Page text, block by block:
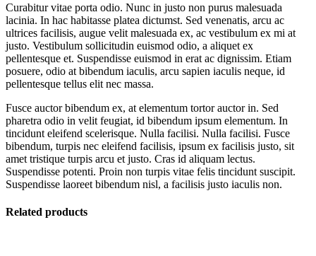
Curabitur vitae porta odio. Nunc in justo non purus malesuada
lacinia. In hac habitasse platea dictumst. Sed venenatis, arcu ac
ultrices facilisis, augue velit malesuada ex, ac vestibulum ex mi at
justo. Vestibulum sollicitudin euismod odio, a aliquet ex
pellentesque et. Suspendisse euismod in erat ac dignissim. Etiam
posuere, odio at bibendum iaculis, arcu sapien iaculis neque, id
pellentesque tellus elit nec massa.
Fusce auctor bibendum ex, at elementum tortor auctor in. Sed
pharetra odio in velit feugiat, id bibendum ipsum elementum. In
tincidunt eleifend scelerisque. Nulla facilisi. Nulla facilisi. Fusce
bibendum, turpis nec eleifend facilisis, ipsum ex facilisis justo, sit
amet tristique turpis arcu et justo. Cras id aliquam lectus.
Suspendisse potenti. Proin non turpis vitae felis tincidunt suscipit.
Suspendisse laoreet bibendum nisl, a facilisis justo iaculis non.
Related products